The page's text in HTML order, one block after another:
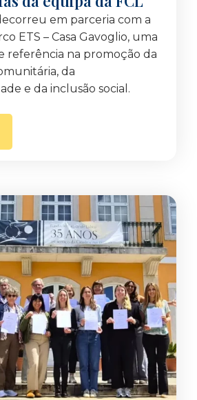
em parceria com a
ETS – Casa Gavoglio, uma
referência na promoção da
da
e da inclusão social.